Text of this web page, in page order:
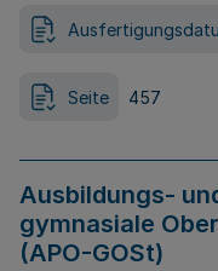
Seite 457
Ausbildungs-
gymnasiale
(APO-GOSt)